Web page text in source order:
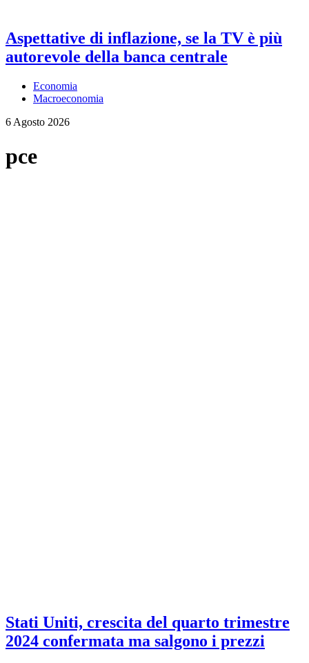
Aspettative di inflazione, se la TV è più
autorevole della banca centrale
Economia
Macroeconomia
6 Agosto 2026
pce
Stati Uniti, crescita del quarto trimestre
2024 confermata ma salgono i prezzi